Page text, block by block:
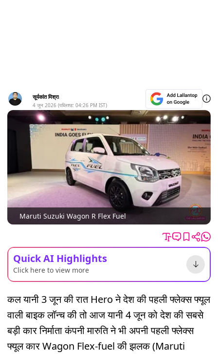
सूर्यकांत मिश्रा
4 जून 2026 (पब्लिश्ड: 04:26 PM IST)
Maruti Suzuki Wagon R Flex Fuel
Quick AI Highlights
Click here to view more
कल यानी 3 जून की रात Hero ने देश की पहली फ्लेक्स फ्यूल
वाली बाइक लॉन्च की तो आज यानी 4 जून को देश की सबसे
बड़ी कार निर्माता कंपनी मारुति ने भी अपनी पहली फ्लेक्स
फ्यूल कार Wagon Flex-fuel की झलक (Maruti